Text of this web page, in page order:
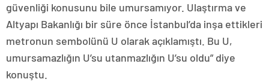
güvenliği konusunu bile umursamıyor. Ulaştırma ve
Altyapı Bakanlığı bir süre önce İstanbul’da inşa ettikleri
metronun sembolünü U olarak açıklamıştı. Bu U,
umursamazlığın U’su utanmazlığın U’su oldu” diye
konuştu.